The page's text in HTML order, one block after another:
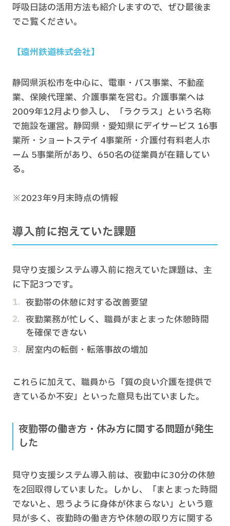
呼吸日誌の活用方法も紹介しますので、ぜひ最後ま
でご覧ください。
【遠州鉄道株式会社】
静岡県浜松市を中心に、電車・バス事業、不動産
業、保険代理業、介護事業を営む。介護事業へは
2009年12月より参入し、「ラクラス」という名称
で施設を運営。静岡県・愛知県にデイサービス 16事
業所・ショートステイ 4事業所・介護付有料老人ホ
ーム 5事業所があり、650名の従業員が在籍してい
る。
※2023年9月末時点の情報
導入前に抱えていた課題
見守り支援システム導入前に抱えていた課題は、主
に下記3つです。
夜勤帯の休憩に対する改善要望
夜勤業務が忙しく、職員がまとまった休憩時間
を確保できない
居室内の転倒・転落事故の増加
これらに加えて、職員から「質の良い介護を提供で
きているか不安」といった意見も出ていました。
夜勤帯の働き方・休み方に関する問題が発生
した
見守り支援システム導入前は、夜勤中に30分の休憩
を2回取得していました。しかし、「まとまった時間
でないと、思うように身体が休まらない」という意
見が多く、夜勤時の働き方や休憩の取り方に関する